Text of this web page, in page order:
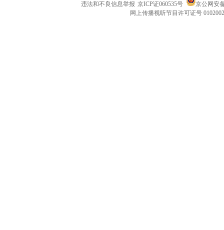
违法和不良信息举报 京ICP证060535号
京公网安
网上传播视听节目许可证号